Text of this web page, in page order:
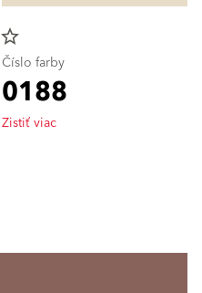
star_border
Číslo farby
0188
Zistiť viac